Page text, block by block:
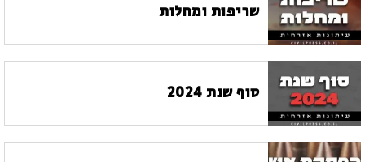
שריפות ומחלות
סוף שנת 2024